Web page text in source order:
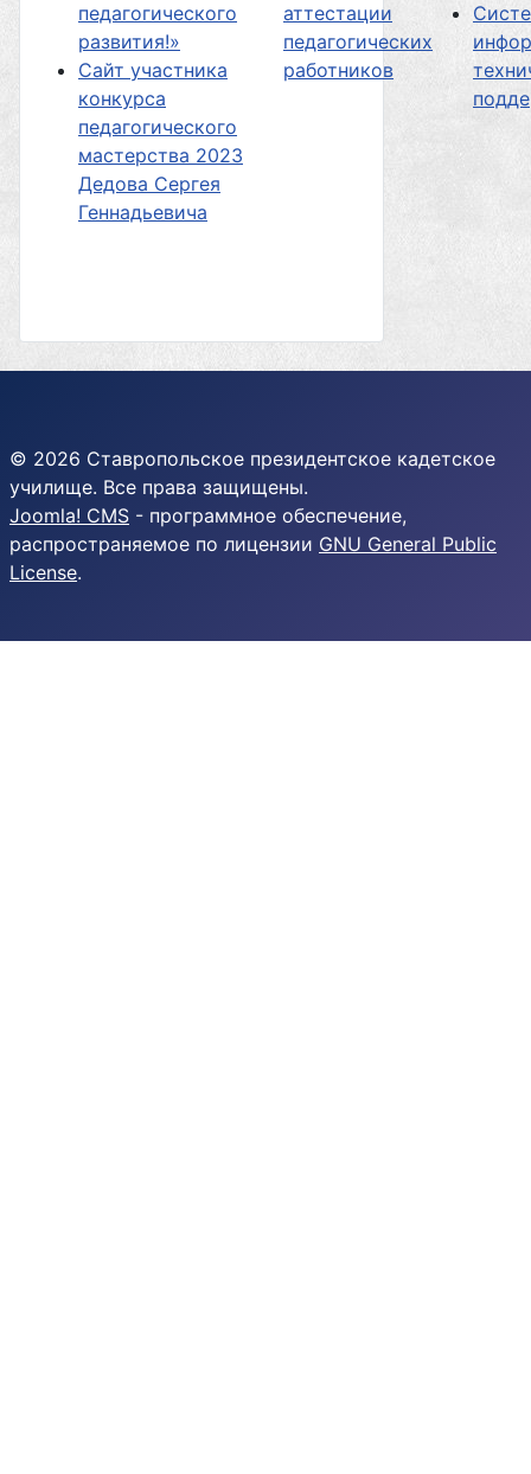
педагогического
развития!»
Сайт участника
конкурса
педагогического
мастерства 2023
Дедова Сергея
Геннадьевича
аттестации
педагогических
работников
© 2026 Ставропольское президентское кадетское
училище. Все права защищены.
Joomla! CMS - программное обеспечение,
распространяемое по лицензии GNU General Public
License.